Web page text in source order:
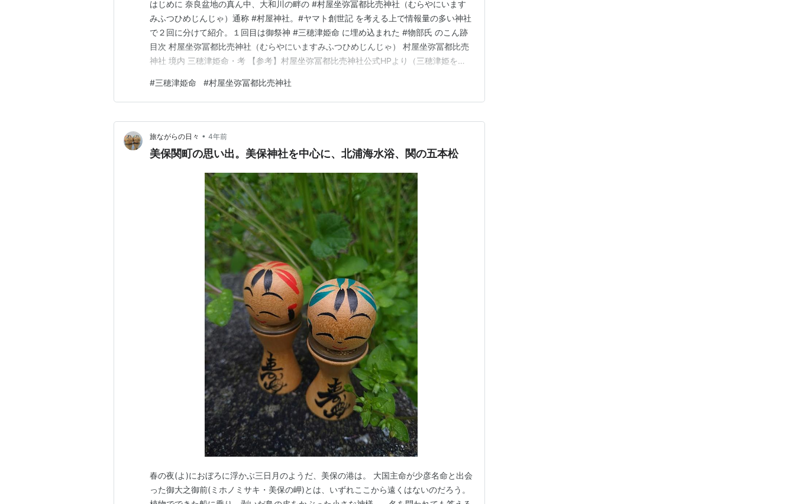
はじめに 奈良盆地の真ん中、大和川の畔の #村屋坐弥冨都比売神社（むらやにいます
みふつひめじんじゃ）通称 #村屋神社。#ヤマト創世記 を考える上で情報量の多い神社
で２回に分けて紹介。１回目は御祭神 #三穂津姫命 に埋め込まれた #物部氏 のこん跡
目次 村屋坐弥冨都比売神社（むらやにいますみふつひめじんじゃ） 村屋坐弥冨都比売
神社 境内 三穂津姫命・考 【参考】村屋坐弥冨都比売神社公式HPより（三穂津姫を祀
ゃ） （34.5484511937988, 135.81745960916683）／奈良県磯城郡田原本町藏堂
42…
#三穂津姫命 #村屋坐弥冨都比売神社
旅ながらの日々 • 4年前
美保関町の思い出。美保神社を中心に、北浦海水浴、関の五本松
春の夜(よ)におぼろに浮かぶ三日月のようだ、美保の港は。 大国主命が少彦名命と出会
った御大之御前(ミホノミサキ・美保の岬)とは、いずれここから遠くはないのだろう。